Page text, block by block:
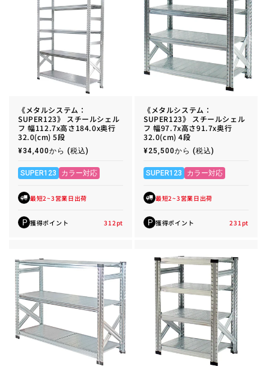
《メタルシステム：
SUPER123》 スチールシェル
フ 幅112.7x高さ184.0x奥行
32.0(cm) 5段
通
価
格
¥34,400から (税込)
SUPER123 カラー対応
最短2~3営業日出荷
P 獲得ポイント 312pt
《メタルシステム：
SUPER123》 スチールシェル
フ 幅97.7x高さ91.7x奥行
32.0(cm) 4段
通
価
格
¥25,500から (税込)
SUPER123 カラー対応
最短2~3営業日出荷
P 獲得ポイント 231 pt